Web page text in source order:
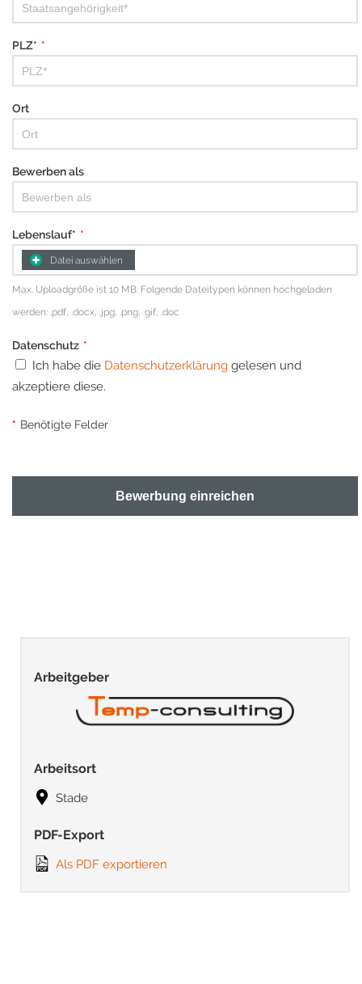
PLZ* *
Ort
Bewerben als
Lebenslauf* *
Datei auswählen
Max. Uploadgröße ist 10 MB. Folgende Dateitypen können hochgeladen
werden: .pdf, .docx, .jpg, .png, .gif, .doc
Datenschutz *
Ich habe die Datenschutzerklärung gelesen und
akzeptiere diese.
* Benötigte Felder
Bewerbung einreichen
Arbeitgeber
Arbeitsort
Stade
PDF-Export
Als PDF exportieren